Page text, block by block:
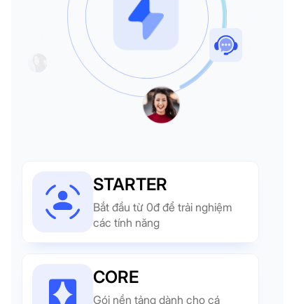
STARTER
Bắt đầu từ 0đ để trải nghiệm
các tính năng
CORE
Gói nền tảng dành cho cá